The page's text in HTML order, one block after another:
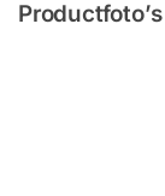
Productfoto’s